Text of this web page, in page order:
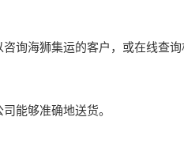
询海狮集运的客户，或在线查询
能够准确地送货。